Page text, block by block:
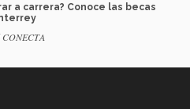
a carrera? Conoce las becas
CONECTA